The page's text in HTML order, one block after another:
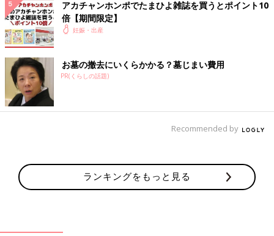
アカチャンホンポでたまひよ雑誌を買うとポイント10
倍【期間限定】
妊娠・出産
お墓の撤去にいくらかかる？墓じまい費用
PR(くらしの話題)
Recommended by
ランキングをもっと見る